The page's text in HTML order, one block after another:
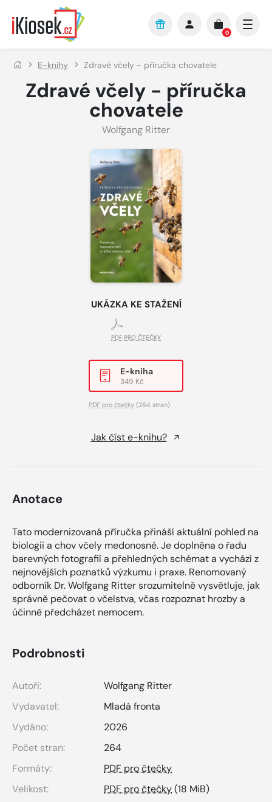
Přejít na hlavní obsah
0
E-knihy Zdravé včely - příručka chovatele
Zdravé včely - příručka
chovatele
Wolfgang Ritter
UKÁZKA KE STAŽENÍ
PDF PRO ČTEČKY
E-kniha
349 Kč
PDF pro čtečky (264 stran)
Jak číst e-knihu?
Anotace
Tato modernizovaná příručka přináší aktuální pohled na
biologii a chov včely medonosné. Je doplněna o řadu
barevných fotografií a přehledných schémat a vychází z
nejnovějších poznatků výzkumu i praxe. Renomovaný
odborník Dr. Wolfgang Ritter srozumitelně vysvětluje, jak
správně pečovat o včelstva, včas rozpoznat hrozby a
účinně předcházet nemocem.
Podrobnosti
Autoři:
Wolfgang Ritter
Vydavatel:
Mladá fronta
Vydáno:
2026
Počet stran:
264
Formáty:
PDF pro čtečky
Velikost:
PDF pro čtečky(18 MiB)